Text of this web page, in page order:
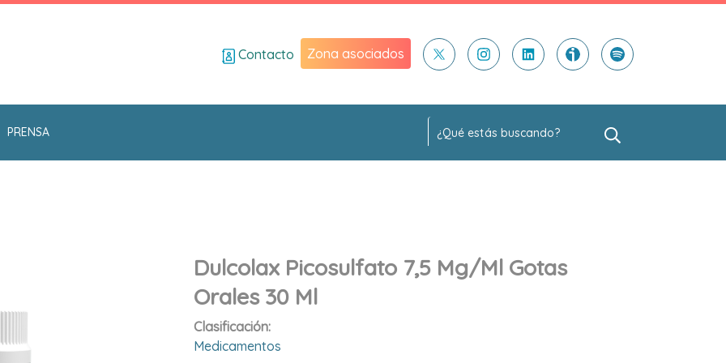
Contacto Zona asociados
PRENSA
Dulcolax Picosulfato 7,5 Mg/ml Gotas
Orales 30 Ml
Clasificación:
Medicamentos